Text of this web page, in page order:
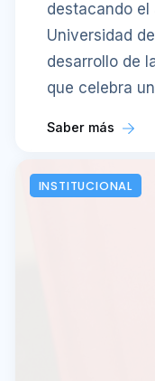
destacando el
Universidad
desarrollo de
que celebra
Saber más
INSTITUCIONAL